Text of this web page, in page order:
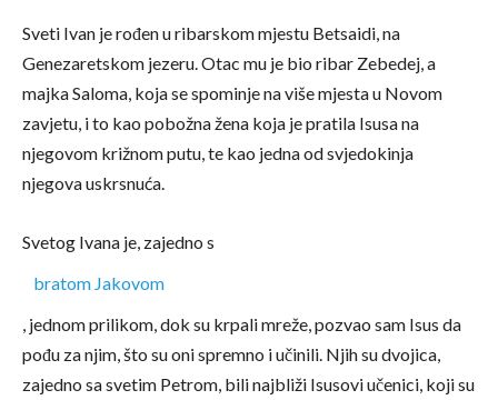
Sveti Ivan je rođen u ribarskom mjestu Betsaidi, na
Genezaretskom jezeru. Otac mu je bio ribar Zebedej, a
majka Saloma, koja se spominje na više mjesta u Novom
zavjetu, i to kao pobožna žena koja je pratila Isusa na
njegovom križnom putu, te kao jedna od svjedokinja
njegova uskrsnuća.
Svetog Ivana je, zajedno s
bratom Jakovom
, jednom prilikom, dok su krpali mreže, pozvao sam Isus da
pođu za njim, što su oni spremno i učinili. Njih su dvojica,
zajedno sa svetim Petrom, bili najbliži Isusovi učenici, koji su